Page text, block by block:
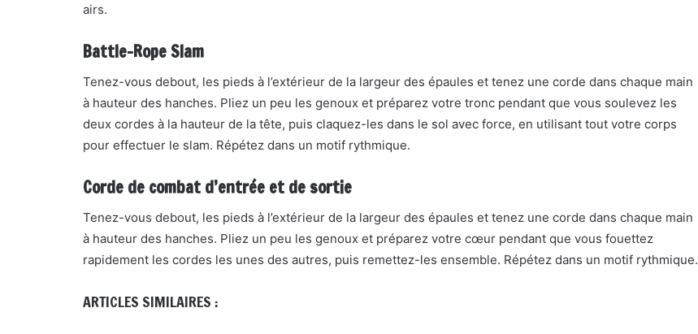
airs.
Battle-Rope Slam
Tenez-vous debout, les pieds à l’extérieur de la largeur des épaules et tenez une corde dans chaque main
à hauteur des hanches. Pliez un peu les genoux et préparez votre tronc pendant que vous soulevez les
deux cordes à la hauteur de la tête, puis claquez-les dans le sol avec force, en utilisant tout votre corps
pour effectuer le slam. Répétez dans un motif rythmique.
Corde de combat d’entrée et de sortie
Tenez-vous debout, les pieds à l’extérieur de la largeur des épaules et tenez une corde dans chaque main
à hauteur des hanches. Pliez un peu les genoux et préparez votre cœur pendant que vous fouettez
rapidement les cordes les unes des autres, puis remettez-les ensemble. Répétez dans un motif rythmique.
ARTICLES SIMILAIRES :